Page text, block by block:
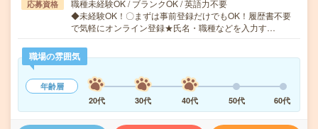
応募資格
職種未経験OK / ブランクOK / 英語力不要
◆未経験OK！〇まずは事前登録だけでもOK！履歴書不要
で気軽にオンライン登録★氏名・職種などを入力す…
職場の雰囲気
年齢層
20代
30代 40代 50代 60代